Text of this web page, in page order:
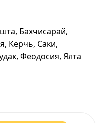
Бахчисарай,
Керчь, Саки,
Феодосия, Ялта